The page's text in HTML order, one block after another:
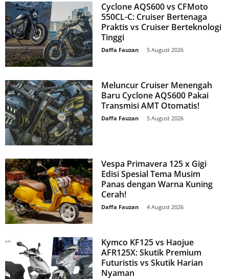
Cyclone AQS600 vs CFMoto
550CL-C: Cruiser Bertenaga
Praktis vs Cruiser Berteknologi
Tinggi
Daffa Fauzan 5 August 2026
Meluncur Cruiser Menengah
Baru Cyclone AQS600 Pakai
Transmisi AMT Otomatis!
Daffa Fauzan 5 August 2026
Vespa Primavera 125 x Gigi
Edisi Spesial Tema Musim
Panas dengan Warna Kuning
Cerah!
Daffa Fauzan 4 August 2026
Kymco KF125 vs Haojue
AFR125X: Skutik Premium
Futuristis vs Skutik Harian
Nyaman